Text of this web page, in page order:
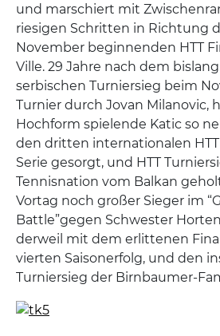
und marschiert mit
riesigen Schritten in Richtung
November beginnenden HTT
Ville. 29 Jahre nach dem
serbischen Turniersieg beim
Turnier durch Jovan Milanovic,
Hochform spielende Katic so
den dritten internationalen HTT
Serie gesorgt, und HTT
Tennisnation vom Balkan
Vortag noch großer Sieger im
Battle”gegen Schwester
derweil mit dem erlittenen
vierten Saisonerfolg, und den
Turniersieg der Birnbaumer-